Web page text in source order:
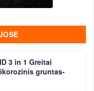
3 in 1 Greitai
gruntas-